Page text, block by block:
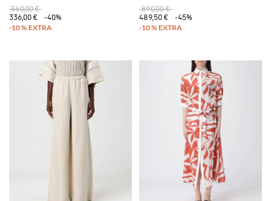
560,00 €
336,00 €
-40%
890,00 €
489,50 €
-45%